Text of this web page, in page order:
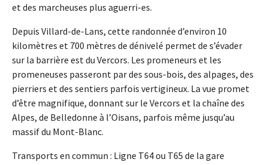
et des marcheuses plus aguerri-es.
Depuis Villard-de-Lans, cette randonnée d’environ 10
kilomètres et 700 mètres de dénivelé permet de s’évader
sur la barrière est du Vercors. Les promeneurs et les
promeneuses passeront par des sous-bois, des alpages, des
pierriers et des sentiers parfois vertigineux. La vue promet
d’être magnifique, donnant sur le Vercors et la chaîne des
Alpes, de Belledonne à l’Oisans, parfois même jusqu’au
massif du Mont-Blanc.
Transports en commun : Ligne T64 ou T65 de la gare